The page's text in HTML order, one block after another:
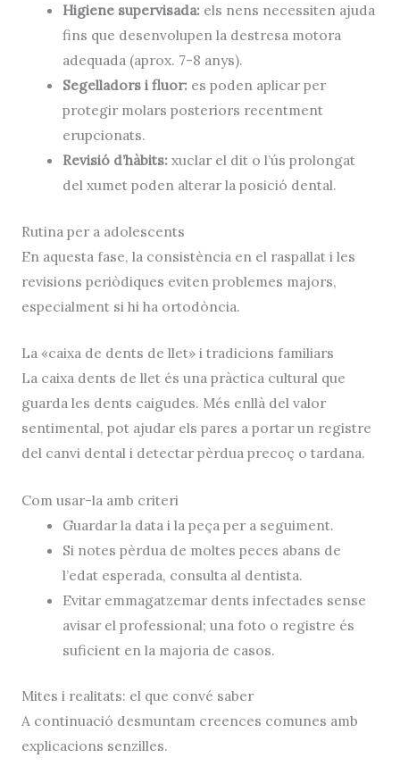
Higiene supervisada: els nens necessiten ajuda
fins que desenvolupen la destresa motora
adequada (aprox. 7-8 anys).
Segelladors i fluor: es poden aplicar per
protegir molars posteriors recentment
erupcionats.
Revisió d’hàbits: xuclar el dit o l’ús prolongat
del xumet poden alterar la posició dental.
Rutina per a adolescents
En aquesta fase, la consistència en el raspallat i les
revisions periòdiques eviten problemes majors,
especialment si hi ha ortodòncia.
La «caixa de dents de llet» i tradicions familiars
La caixa dents de lletés una pràctica cultural que
guarda les dents caigudes. Més enllà del valor
sentimental, pot ajudar els pares a portar un registre
del canvi dental i detectar pèrdua precoç o tardana.
Com usar-la amb criteri
Guardar la data i la peça per a seguiment.
Si notes pèrdua de moltes peces abans de
l’edat esperada, consulta al dentista.
Evitar emmagatzemar dents infectades sense
avisar el professional; una foto o registre és
suficient en la majoria de casos.
Mites i realitats: el que convé saber
A continuació desmuntam creences comunes amb
explicacions senzilles.